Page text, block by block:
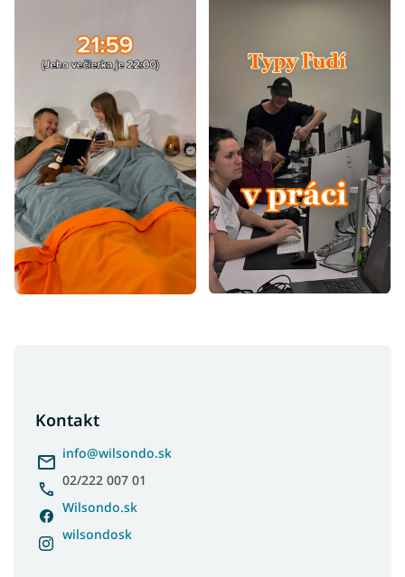
Kontakt
info@wilsondo.sk
02/222 007 01
Wilsondo.sk
wilsondosk